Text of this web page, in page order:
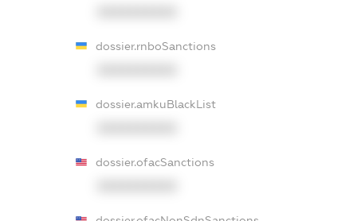
dossier.rnboSanctions
dossier.amkuBlackList
dossier.ofacSanctions